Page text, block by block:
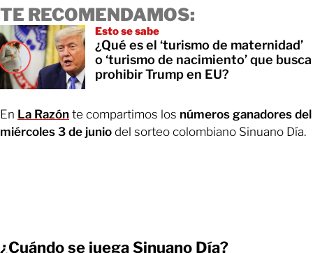
TE RECOMENDAMOS:
Esto se sabe
¿Qué es el ‘turismo de maternidad’
o ‘turismo de nacimiento’ que busca
prohibir Trump en EU?
En La Razón te compartimos los números ganadores del
miércoles 3 de junio del sorteo colombiano Sinuano Día.
¿Cuándo se juega Sinuano Día?